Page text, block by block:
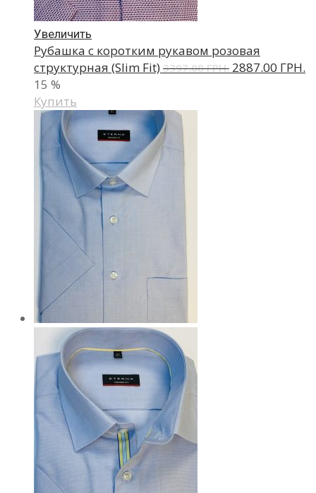
Увеличить
Рубашка с коротким рукавом розовая
структурная (Slim Fit) 3397.00 ГРН. 2887.00 ГРН.
15 %
Купить